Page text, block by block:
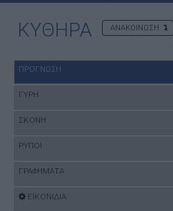
ΚΥΘΗΡΑ ΑΝΑΚΟΙΝΩΣΗ
ΠΡΟΓΝΩΣΗ
ΓΥΡΗ
ΣΚΟΝΗ
ΡΥΠΟΙ
ΓΡΑΦΗΜΑΤΑ
ΕΙΚΟΝΙΔΙΑ